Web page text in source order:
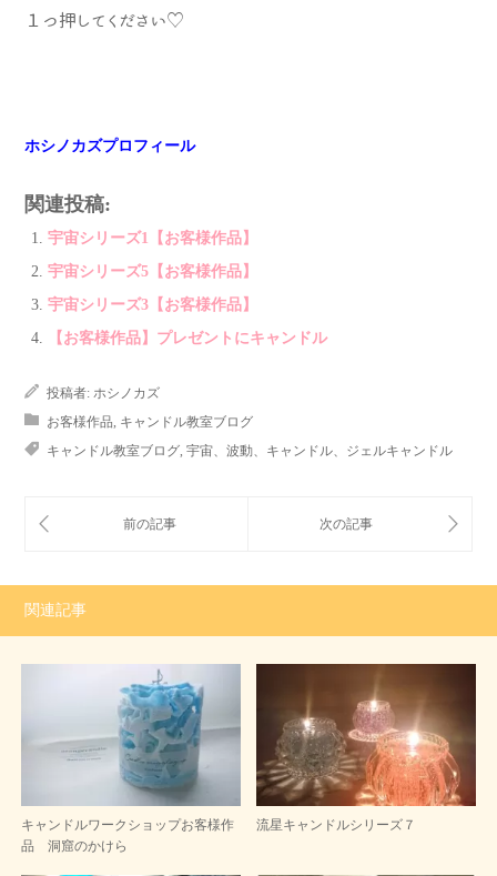
１つ押してください♡
ホシノカズプロフィール
関連投稿:
宇宙シリーズ1【お客様作品】
宇宙シリーズ5【お客様作品】
宇宙シリーズ3【お客様作品】
【お客様作品】プレゼントにキャンドル
投稿者: ホシノカズ
お客様作品 キャンドル教室ブログ
キャンドル教室ブログ 宇宙、波動、キャンドル、ジェルキャンドル
関連記事
キャンドルワークショップお客様作
品 洞窟のかけら
流星キャンドルシリーズ７